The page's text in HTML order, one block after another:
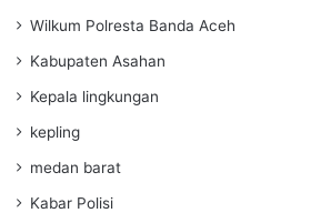
Wilkum Polresta Banda Aceh
Kabupaten Asahan
Kepala lingkungan
kepling
medan barat
Kabar Polisi